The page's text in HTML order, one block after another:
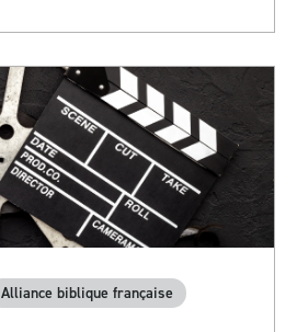
Alliance biblique française